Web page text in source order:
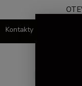
Kontakty